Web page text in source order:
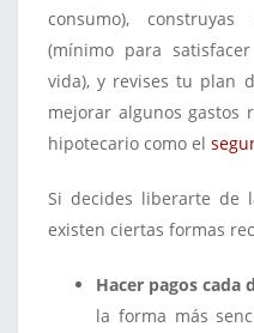
consumo),
(mínimo para
vida), y revises tu plan
mejorar algunos gastos
hipotecario como el
Si decides liberarte de
existen ciertas formas
Hacer pagos cada
la forma más